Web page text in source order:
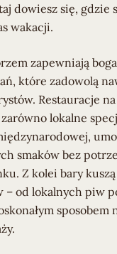
dowiesz się, gdzie
wakacji.
zapewniają
które zadowolą
Restauracje
lokalne
smaków bez
Z kolei bary
– od lokalnych piw
sposobem